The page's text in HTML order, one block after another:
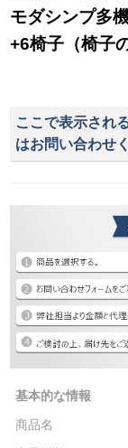
モダシンプ多
+6椅子（椅子
ここで表示され
はお問い合わせ
基本的な情報
商品名